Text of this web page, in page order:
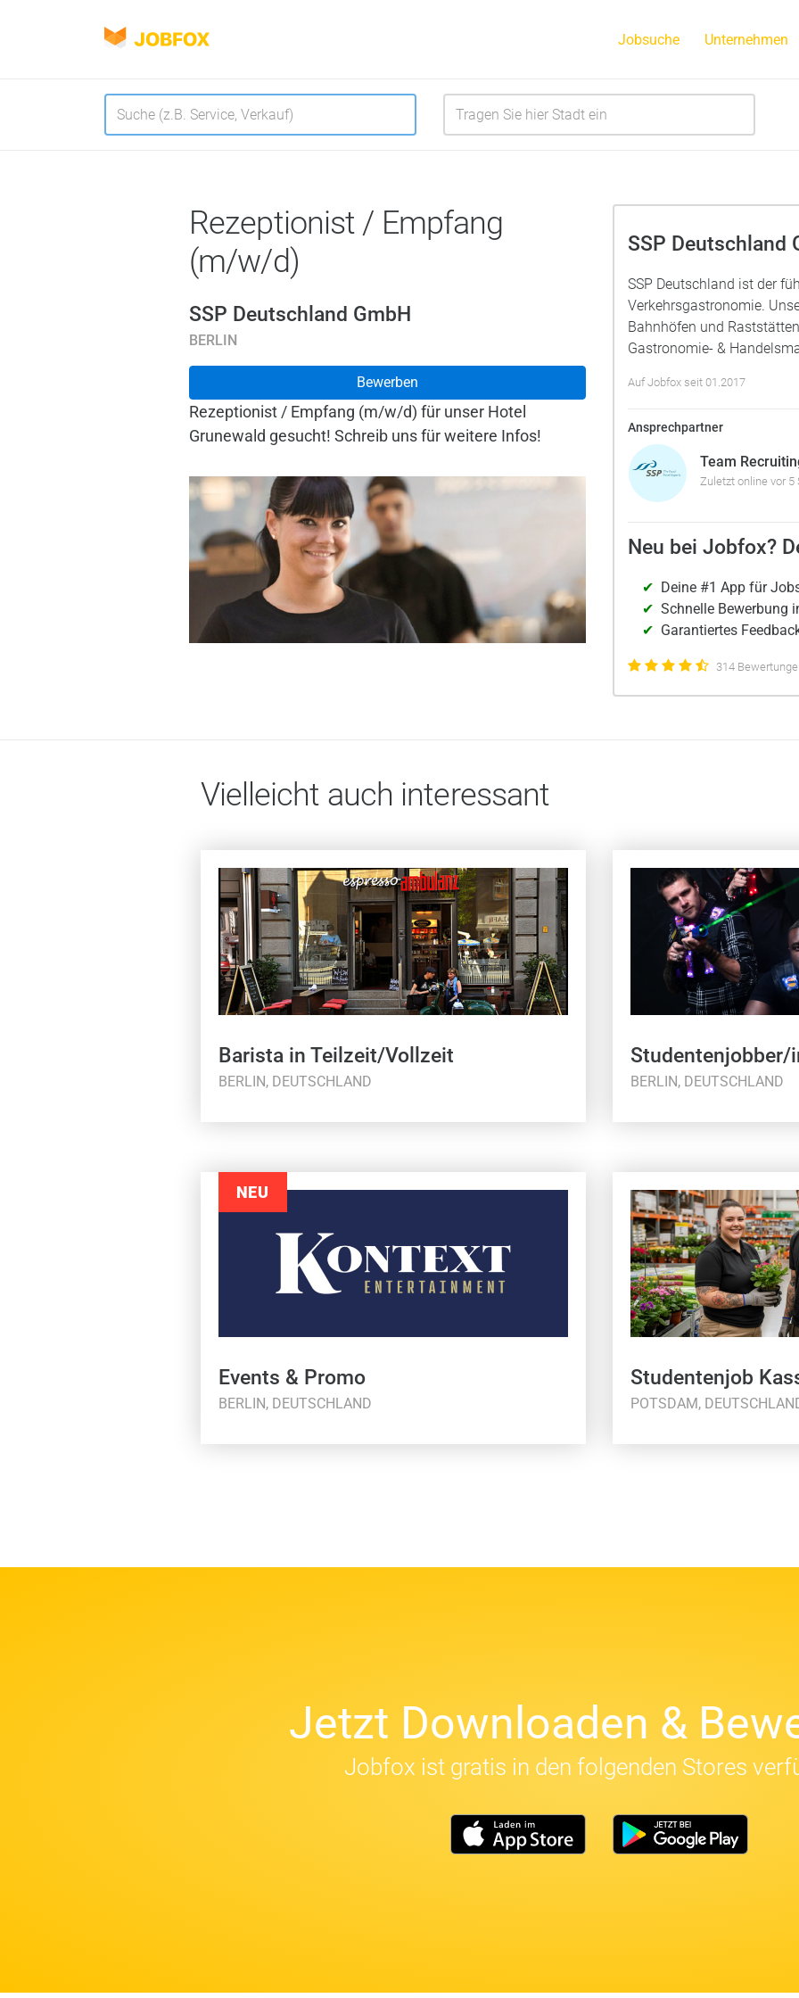
JOBFOX Navigation
Sprache Jobsuche Unternehmen
Rezeptionist / Empfang
(m/w/d)
SSP Deutschland GmbH
BERLIN
Bewerben
Rezeptionist / Empfang (m/w/d) für unser Hotel
Grunewald gesucht! Schreib uns für weitere Infos!
SSP Deutschland
SSP Deutschland ist der
Verkehrsgastronomie.
Bahnhöfen und
Gastronomie- &
Auf Jobfox seit 01.2017
Ansprechpartner
Team
Zuletzt online vor 5
Neu bei Jobfox?
Deine #1 App für
Schnelle Bewerbung
Garantiertes
314
Vielleicht auch interessant
Barista in Teilzeit/Vollzeit
BERLIN, DEUTSCHLAND
Studentenjobber/
BERLIN, DEUTSCHLAND
NEU
Events & Promo
BERLIN, DEUTSCHLAND
Studentenjob
POTSDAM,
Jetzt Downloaden &
Jobfox ist gratis in den folgenden Stores